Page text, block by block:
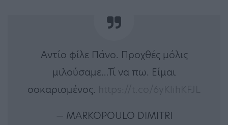
Αντίο φίλε Πάνο. Προχθές μόλις
μιλούσαμε…Τί να πω. Είμαι
σοκαρισμένος.
— MARKOPOULO DIMITRI